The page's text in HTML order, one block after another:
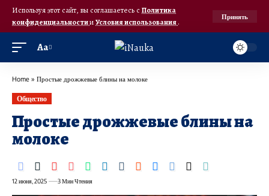
Используя этот сайт, вы соглашаетесь с Политика
конфиденциальностииУсловия использования.
Принять
Аа
Home » Простые дрожжевые блины на молоке
Общество
Простые дрожжевые блины на
молоке
12 июня, 2025 3 Мин Чтения